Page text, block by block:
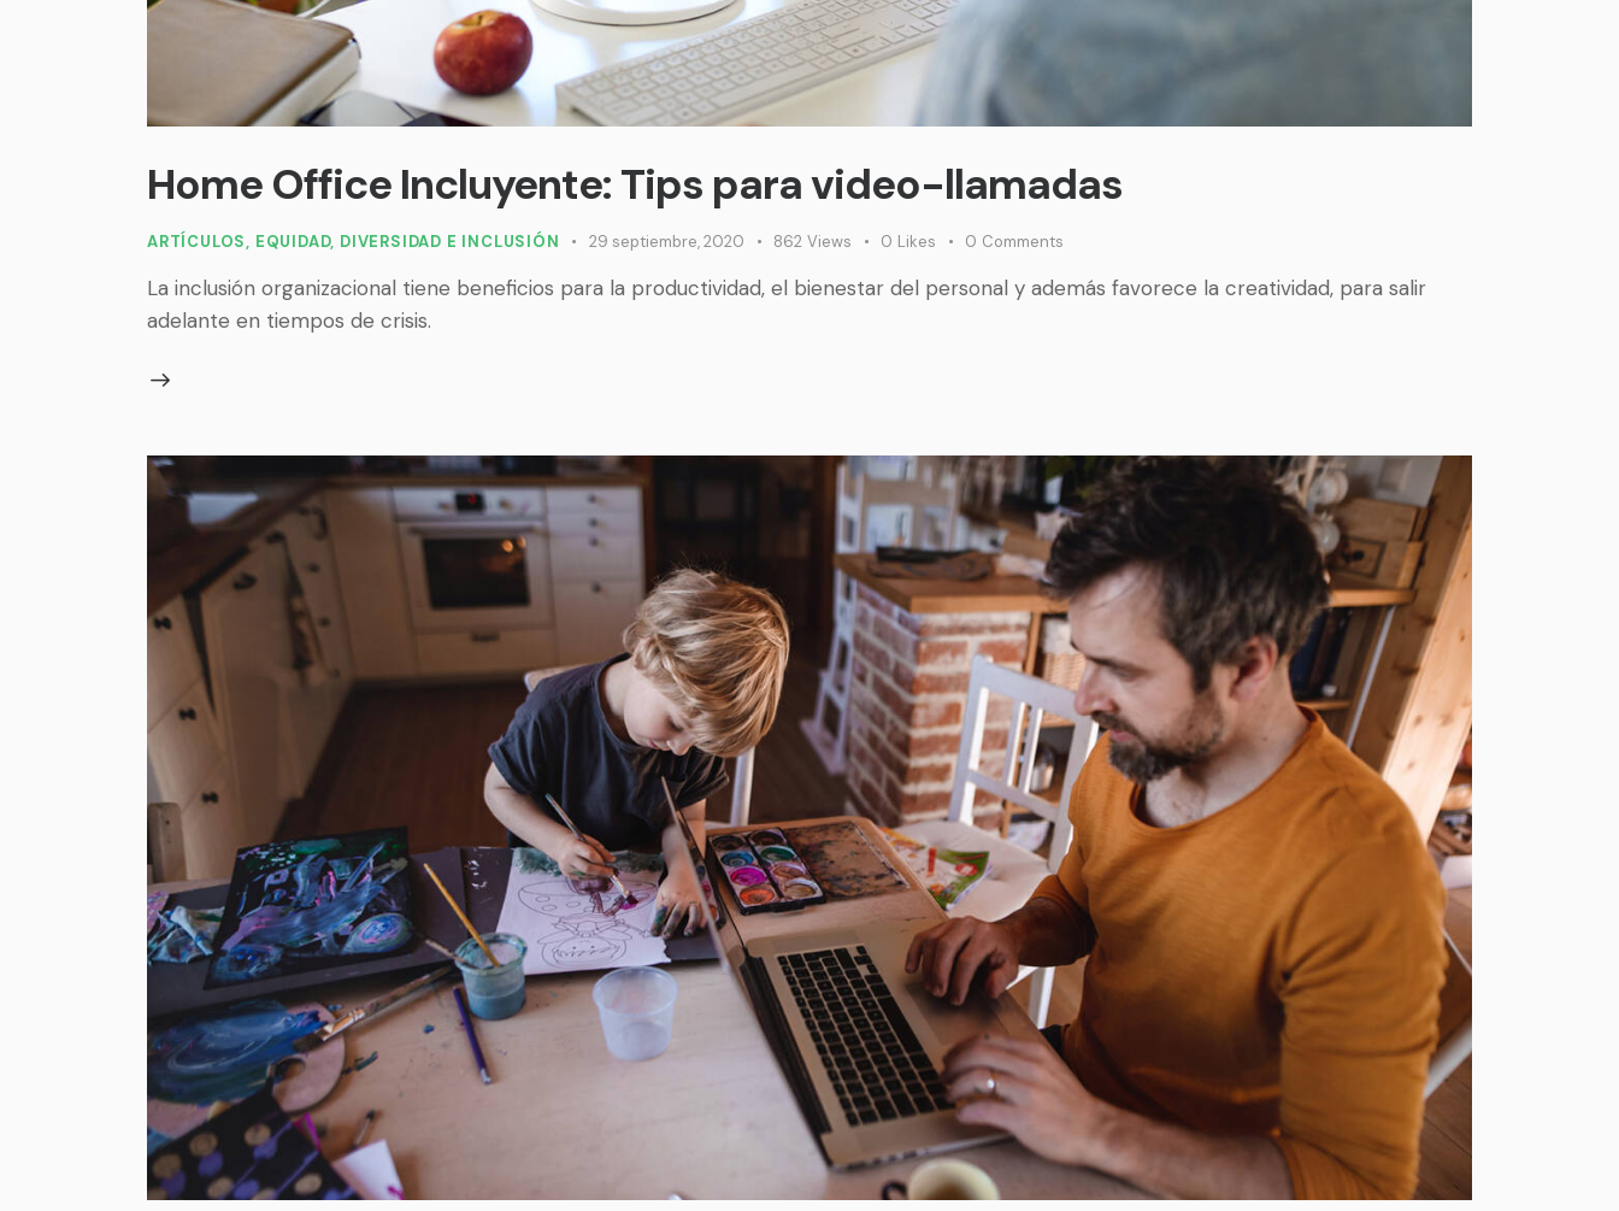
Home Office Incluyente: Tips para video-llamadas
ARTÍCULOS, EQUIDAD, DIVERSIDAD E INCLUSIÓN 29 septiembre, 2020 862 Views 0 Likes 0 Comments
La inclusión organizacional tiene beneficios para la productividad, el bienestar del personal y además favorece la creatividad, para salir
adelante en tiempos de crisis.